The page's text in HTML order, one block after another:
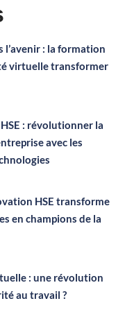
l’avenir : la formation
virtuelle transformer
: révolutionner la
avec les
HSE transforme
en champions de la
: une révolution
au travail ?